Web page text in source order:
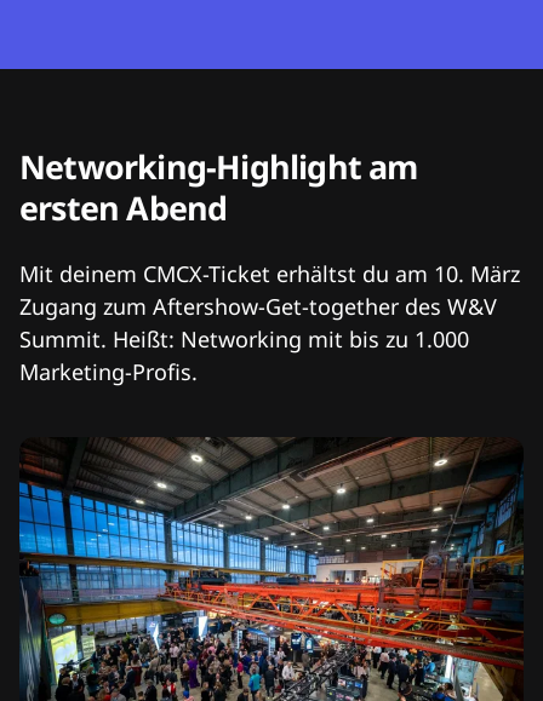
Networking-Highlight am
ersten Abend
Mit deinem CMCX-Ticket erhältst du am 10. März
Zugang zum Aftershow-Get-together des W&V
Summit. Heißt: Networking mit bis zu 1.000
Marketing-Profis.